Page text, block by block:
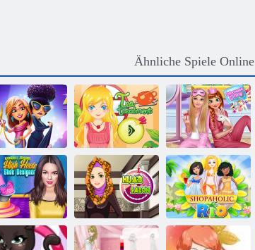
Ähnliche Spiele Online
Fabulous
Angela's
Fashion Fieber
Tee-Behandlung
Prinzessinnen Pj
Party